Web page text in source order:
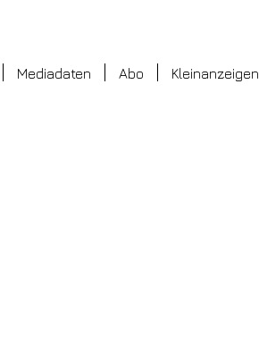
Mediadaten Abo Kleinanzeigen